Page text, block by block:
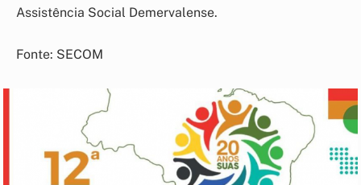
Assistência Social Demervalense.
Fonte: SECOM